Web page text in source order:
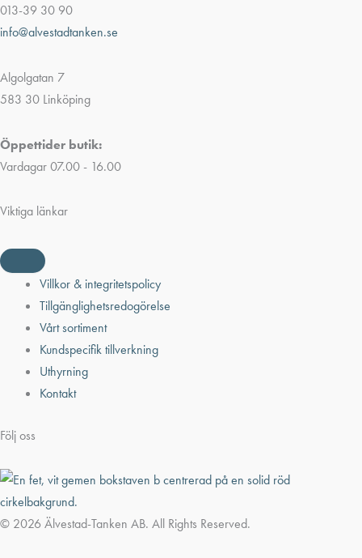
013-39 30 90
info@alvestadtanken.se
Algolgatan 7
583 30 Linköping
Öppettider butik:
Vardagar 07.00 - 16.00
Viktiga länkar
Villkor & integritetspolicy
Tillgänglighetsredogörelse
Vårt sortiment
Kundspecifik tillverkning
Uthyrning
Kontakt
Följ oss
© 2026 Älvestad-Tanken AB. All Rights Reserved.